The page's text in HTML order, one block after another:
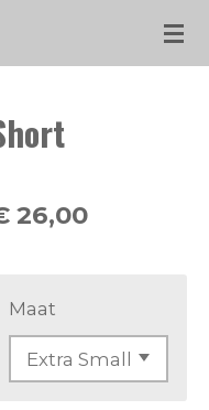
26,00
Maat